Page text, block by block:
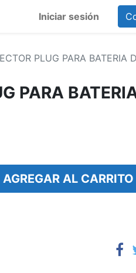
Iniciar sesión
PLUG PARA BATERIA
PARA
AGREGAR AL CARRITO